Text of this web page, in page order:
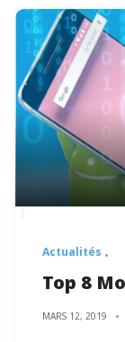
Actualités
Top 8
MARS 12, 2019